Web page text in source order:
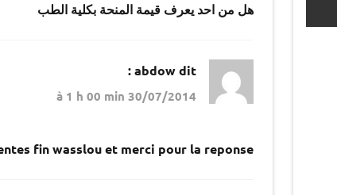
هل من احد يعرف قيمة المنحة بكلية الطب
abdowdit :
30/07/2014 à 1 h 00 min
fin wasslou et merci pour la reponse